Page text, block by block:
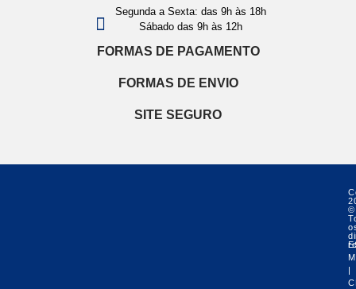
Segunda a Sexta: das 9h às 18h
Sábado das 9h às 12h
FORMAS DE PAGAMENTO
FORMAS DE ENVIO
SITE SEGURO
©